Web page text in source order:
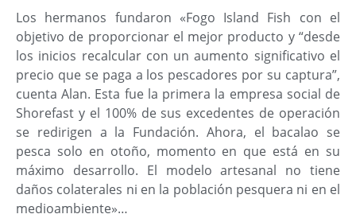
Los hermanos fundaron «Fogo Island Fish con el
objetivo de proporcionar el mejor producto y “desde
los inicios recalcular con un aumento significativo el
precio que se paga a los pescadores por su captura”,
cuenta Alan. Esta fue la primera la empresa social de
Shorefast y el 100% de sus excedentes de operación
se redirigen a la Fundación. Ahora, el bacalao se
pesca solo en otoño, momento en que está en su
máximo desarrollo. El modelo artesanal no tiene
daños colaterales ni en la población pesquera ni en el
medioambiente»…